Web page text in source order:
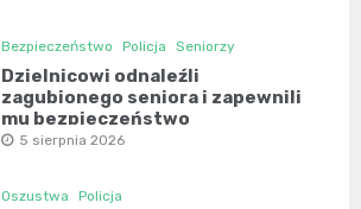
Bezpieczeństwo Policja Seniorzy
Dzielnicowi odnaleźli
zagubionego seniora i zapewnili
mu bezpieczeństwo
5 sierpnia 2026
Oszustwa Policja